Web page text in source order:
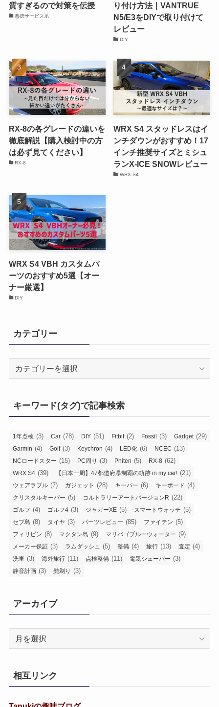
質すぎるので対策を伝授
悪徳サービス系
り付け方法｜VANTRUE
N5/E3をDIYで取り付けて
レビュー
DIY
RX-8の各グレードの違いを
徹底解説【購入検討中の方
は必ず見てください】
RX-8
WRX S4 スタッドレスはイ
ンチダウンがおすすめ！17
インチ推奨サイズとミシュ
ランX-ICE SNOWレビュー
WRX S4
WRX S4 VBH カスタムパ
ーツのおすすめ5選【オー
ナー厳選】
DIY
カテゴリー
キーワード(タグ)で記事検索
1年点検 (3) Car (78) DIY (51) Fitbit(2) Fossil (3) Gadget(29)
Garmin (4) Golf(3) Keychron (4) LED化 (6) NCEC (13)
NCロードスター (15) PC周り (3) Phiten (5) RX-8 (62)
WRX S4 (39) 【日本一周】47都道府県制覇の軌跡 in my car! (21)
ウェアラブル (7) ガジェット (28) キーパー (6) キーボード (4)
クリスタルキーパー (5) コルトラリーアートバージョンR (22)
ゴルフ (4) ゴルフ4 (3) ジャガーXE (5) スマートウォッチ (5)
セブ島 (8) タイヤ (3) パーツレビュー (85) ファイテン (5)
フィリピン (8) マクタン島 (9) マリバゴブルーウォーター (9)
メーカー保証 (3) ラムダッシュ (5) 整備 (4) 旅行 (13) 査定 (4)
洗車 (3) 海外旅行 (11) 点検整備 (11) 電気シェーバー (3)
静音計画 (3) 髭剃り (3)
アーカイブ
イ
ブ
相互リンク